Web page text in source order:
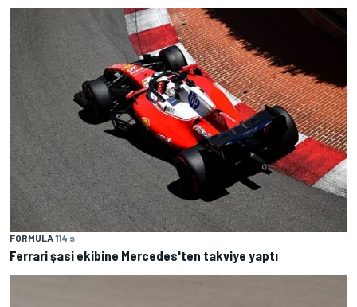
FORMULA 114 s
Ferrari şasi ekibine Mercedes'ten takviye yaptı